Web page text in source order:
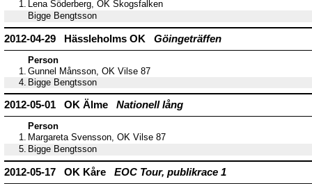
1. Lena Söderberg, OK Skogsfalken
Bigge Bengtsson
2012-04-29 Hässleholms OK Göingeträffen
Person
1. Gunnel Månsson, OK Vilse 87
4. Bigge Bengtsson
2012-05-01 OK Älme Nationell lång
Person
1. Margareta Svensson, OK Vilse 87
5. Bigge Bengtsson
2012-05-17 OK Kåre EOC Tour, publikrace 1